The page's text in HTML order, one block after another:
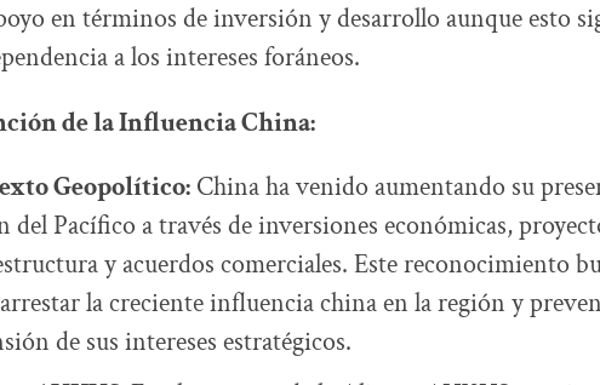
en términos de inversión y desarrollo aunque esto
a los intereses foráneos.
de la Influencia China:
Geopolítico: China ha venido aumentando su
del Pacífico a través de inversiones económicas,
y acuerdos comerciales. Este reconocimiento
la creciente influencia china en la región y
de sus intereses estratégicos.